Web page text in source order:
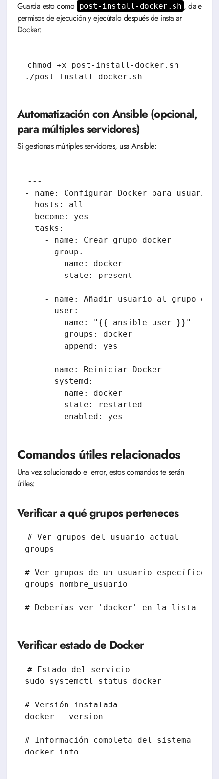
Guarda esto como post-install-docker.sh , dale
permisos de ejecución y ejecútalo después de instalar
Docker:
chmod +x post-install-docker.sh
Automatización con Ansible (opcional,
para múltiples servidores)
Si gestionas múltiples servidores, usa Ansible:
---
- name: Configurar Docker para usuario
  hosts: all
  become: yes
  tasks:
    - name: Crear grupo docker
      group:
        name: docker
        state: present
- name: Añadir usuario al grupo
      user:
        name: "{{ ansible_user }}"
        groups: docker
        append: yes
    - name: Reiniciar Docker
      systemd:
        name: docker
        state: restarted
Comandos útiles relacionados
Una vez solucionado el error, estos comandos te serán
útiles:
Verificar a qué grupos perteneces
# Ver grupos del usuario actual
groups
# Ver grupos de un usuario específico
groups nombre_usuario
Verificar estado de Docker
# Estado del servicio
sudo systemctl status docker
# Versión instalada
docker --version
# Información completa del sistema